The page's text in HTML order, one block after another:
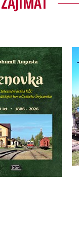
Šenovka
Augusta
Do košíku
Kč